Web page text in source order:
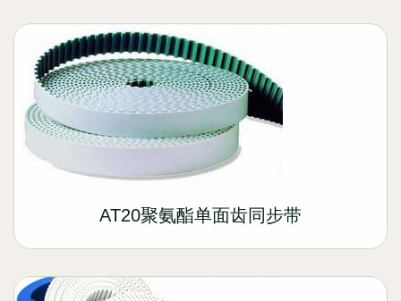
AT20聚氨酯单面齿同步带